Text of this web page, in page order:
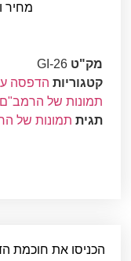
מחיר
מק"טGI-26
קטגוריות הדפסה
תמונות של הרמב"ם
תגית תמונות של
הכניסו את חוכמת